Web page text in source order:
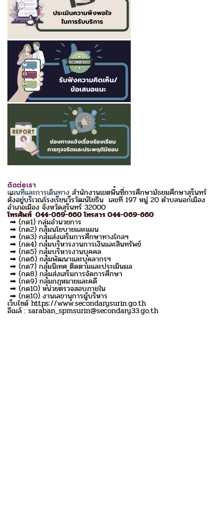
ติดต่อเรา
แผนที่และการเดินทาง สำนักงานเขตพื้นที่การศึกษามัธยมศึกษาสุรินทร์
ตั้งอยู่บริเวณโรงเรียนวีรวัฒน์โยธิน เลขที่ 197 หมู่ 20 ตำบลนอกเมือง
อำเภอเมือง จังหวัดสุรินทร์ 32000
โทรศัพท์ 044-069-660 โทรสาร 044-069-660
➡ (กด1) กลุ่มอำนวยการ
➡ (กด2) กลุ่มนโยบายและแผน
➡ (กด3) กลุ่มส่งเสริมการศึกษาทางไกลฯ
➡ (กด4) กลุ่มบริหารงานการเงินและสินทรัพย์
➡ (กด5) กลุ่มบริหารงานบุคคล
➡ (กด6) กลุ่มพัฒนาและบุคลากรฯ
➡ (กด7) กลุ่มนิเทศ ติดตามและประเมินผล
➡ (กด8) กลุ่มส่งเสริมการจัดการศึกษา
➡ (กด9) กลุ่มกฎหมายและคดี
➡ (กด10) หน่วยตรวจสอบภายใน
➡ (กด10) งานเลขานุการผู้บริหาร
เว็บไซด์ https://www.secondarysurin.go.th
อีเมล์ : saraban_spmsurin@secondary33.go.th